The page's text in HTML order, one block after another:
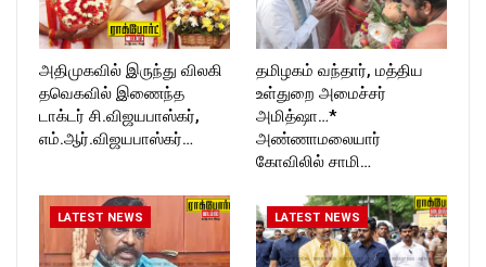
அதிமுகவில் இருந்து விலகி
தவெகவில் இணைந்த
டாக்டர் சி.விஜயபாஸ்கர்,
எம்.ஆர்.விஜயபாஸ்கர்…
தமிழகம் வந்தார், மத்திய
உள்துறை அமைச்சர்
அமித்ஷா…*
அண்ணாமலையார்
கோவிலில் சாமி…
LATEST NEWS LATEST NEWS